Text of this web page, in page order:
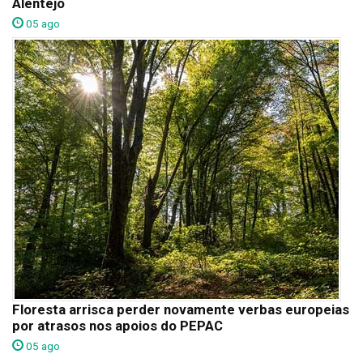
Alentejo
05 ago
Floresta arrisca perder novamente verbas europeias
por atrasos nos apoios do PEPAC
05 ago